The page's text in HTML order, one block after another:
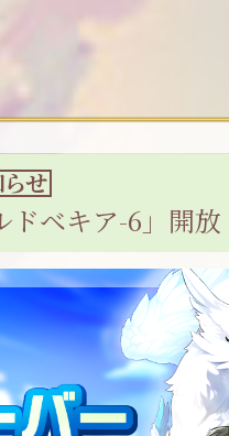
せ
ドベキア-6」開放